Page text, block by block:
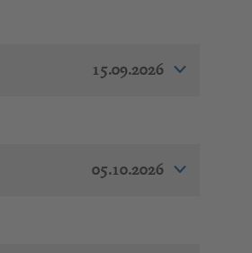
15.09.2026
05.10.2026